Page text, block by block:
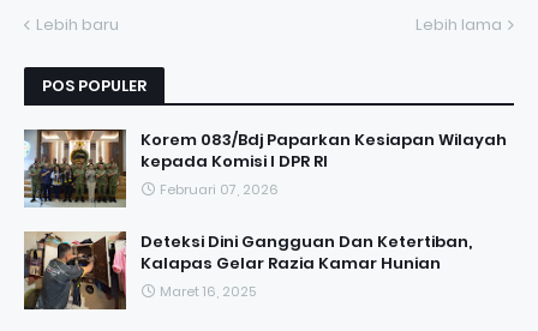
Lebih baru Lebih lama
POS POPULER
Korem 083/Bdj Paparkan Kesiapan Wilayah
kepada Komisi I DPR RI
Februari 07, 2026
Deteksi Dini Gangguan Dan Ketertiban,
Kalapas Gelar Razia Kamar Hunian
Maret 16, 2025